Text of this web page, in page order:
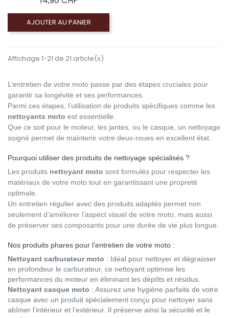
AJOUTER AU PANIER
Affichage 1-21 de 21 article(s)
L’entretien de votre moto passe par des étapes cruciales pour
garantir sa longévité et ses performances.
Parmi ces étapes, l’utilisation de produits spécifiques comme les
nettoyants moto est essentielle.
Que ce soit pour le moteur, les jantes, ou le casque, un nettoyage
soigné permet de maintenir votre deux-roues en excellent état.
Pourquoi utiliser des produits de nettoyage spécialisés ?
Les produits nettoyant moto sont formulés pour respecter les
matériaux de votre moto tout en garantissant une propreté
optimale.
Un entretien régulier avec des produits adaptés permet non
seulement d’améliorer l’aspect visuel de votre moto, mais aussi
de préserver ses composants pour une durée de vie plus longue.
Nos produits phares pour l'entretien de votre moto :
Nettoyant carburateur moto : Idéal pour nettoyer et dégraisser
en profondeur le carburateur, ce nettoyant optimise les
performances du moteur en éliminant les dépôts et résidus.
Nettoyant casque moto : Assurez une hygiène parfaite de votre
casque avec un produit spécialement conçu pour nettoyer sans
abîmer l’intérieur et l’extérieur. Il préserve ainsi la sécurité et le